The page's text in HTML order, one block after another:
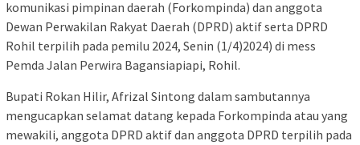
komunikasi pimpinan daerah (Forkompinda) dan anggota
Dewan Perwakilan Rakyat Daerah (DPRD) aktif serta DPRD
Rohil terpilih pada pemilu 2024, Senin (1/4)2024) di mess
Pemda Jalan Perwira Bagansiapiapi, Rohil.
Bupati Rokan Hilir, Afrizal Sintong dalam sambutannya
mengucapkan selamat datang kepada Forkompinda atau yang
mewakili, anggota DPRD aktif dan anggota DPRD terpilih pada